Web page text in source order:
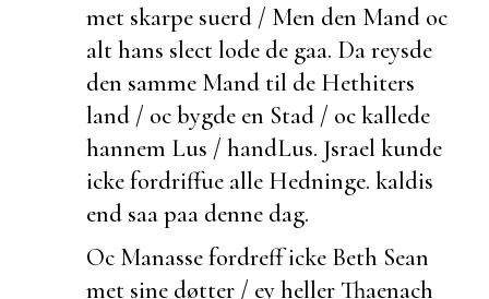
met skarpe suerd / Men den Mand oc
alt hans slect lode de gaa. Da reysde
den samme Mand til de Hethiters
land / oc bygde en Stad / oc kallede
hannem Lus / handLus. Jsrael kunde
icke fordriffue alle Hedninge. kaldis
end saa paa denne dag.
Oc Manasse fordreff icke Beth Sean
met sine døtter / ey heller Thaenach